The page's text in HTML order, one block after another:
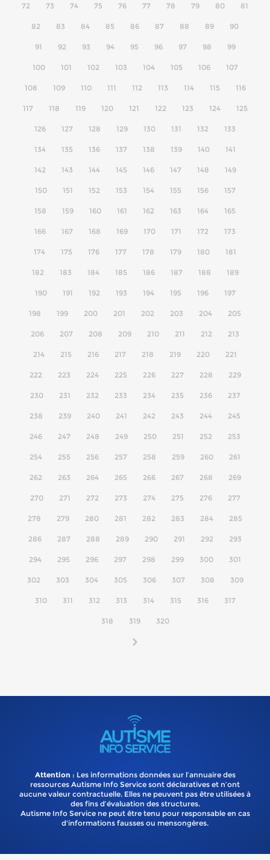
72 73 74 75 76 77 78 79 80 81
82 83 84 85 86 87 88 89 90
91 92 93 94 95 96 97 98 99
100 101 102 103 104 105 106 107
108 109 110 111 112 113 114 115 116
117 118 119 120 121 122 123 124 125
126 127 128 129 130 131 132 133
134 135 136 137 138 139 140 141
142 143 144 145 146 147 148 149
150 151 152 153 154 155 156 157
158 159 160 161 162 163 164 165
166 167 168 169 170 171 172 173
174 175 176 177 178 179 180 181
182 183 184 185 186 187 188 189
190 191 192 193 194 195 196 197
198 199 200 201 202 203 204 205
206 207 208 209 210 211 212 213
214 215 216 217 218 219 220 221
222 223 224 225 226 227 228 229
230 231 232 233 234 235 236 237
238 239 240 241 242 243 244 245
246 247 248 249 250 251 252 253
254 255 256 257 258 259 260 261
262 263 264 265 266 267 268 269
270 271 272 273 274 275 276 277
278 279 280 281 282 283 284 285
286 287 288 289 290 291 292 293
294 295 296 297 298 299 300 301
302 303 304 305 306 307 308 309
310 311 312 313 314 315 316 317
318 319 320
Attention : Les informations données sur l’annuaire des
ressources Autisme Info Service sont déclaratives et n’ont
aucune valeur contractuelle. Elles ne peuvent pas être utilisées à
des fins d’évaluation des structures.
Autisme Info Service ne peut être tenu pour responsable en cas
d'informations fausses ou mensongères.